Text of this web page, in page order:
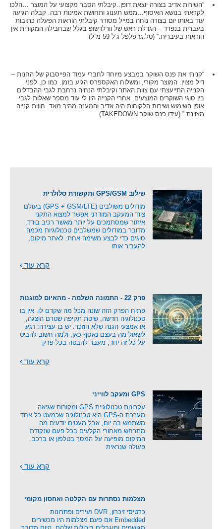
“השירות אדיב בצורה יוצאת דופן..קיבלתי הסבר מקצועי על המוצר …הלכו
לקראתי בנושא האיסוף…ממש תענוג ותחושת אמינות רבה. קבלה הגיעה
עוד באותו יום בצורה נוחה במייל מסודר קיבלתי הוראות הפעלה כתובות
בעברית בנפרד – הגדלת ראש של וורלדשופ בגלל שבחבילה המקורית אין
הוראות בעיברית.” (טל,גז פלפל ג’ל 59 מ”ל)
“קניתי את פנס השוקר במבצע מיוחד לחברי עמוד הפייסבוק של החנות –
דיל מצוין. המוצר מקורי, ומשלוח האקספרס הגיע בזמן. כמו כן, לפני
הקנייה התייעצתי עם צוות האתר וקיבלתי הנחיה נרחבת לגבי ההבדלים
בין סוגי השוקרים המוצעים. אחרי הקנייה היו לי עוד מספר שאלות לגבי
אופן השימוש ושירות הלקוחות היה אדיב והמענה מהיר מאד. חווית קנייה
מצוינת.” (עידו,פנס שוקר TAKEDOWN)
שילוב GPS/GSM ותקשורת סלולרית
מודולים משולבים (GPS + GSM/LTE) בעולם
ציוד המעקב המודרני אפשר למצוא התקני
איתור שמסתמכים על יותר מאשר רכיב בודד.
מדובר במודולים שמשלבים טכנולוגיות מכמה
סוגים כדי לבצע משימה אחת: לאתר מיקום,
להעביר אותו
קרא עוד
פרק 22 - התמונה השלמה - מהאיום למוגנות
פתיח הפרק הזה שונה מכל מה שקדם לו. אין בו
טכנולוגיה חדשה, שיטת תקיפה שטרם הוצגה,
או אמצעי הגנה שלא הוזכר. יש בו עצירה: רגע
לשאול מה בעצם נאסף כאן, ולמה חשוב להביט
על כל זה יחד, מעבר להבטה בכל פרק
קרא עוד
GPS ומעקב לווייני
עקרונות טכנולוגיית GPS ומקורות שגיאה
מערכת ה-GPS היא טכנולוגיה שכמעט כל אחד
משתמש בה יום, אבל מעטים יודעים מה
מתרחש מאחורי הקלעים בכל פעם שנקודת
המיקום מופיעה על המסך בטלפון או ברכב.
פעולה שנראית
קרא עוד
מצלמות נסתרות עם הקלטה ואחסון מקומי
כרטיסי זיכרון, DVR זעירים ופתרונות
Embedded אם פעם מצלמות היו מכשירים